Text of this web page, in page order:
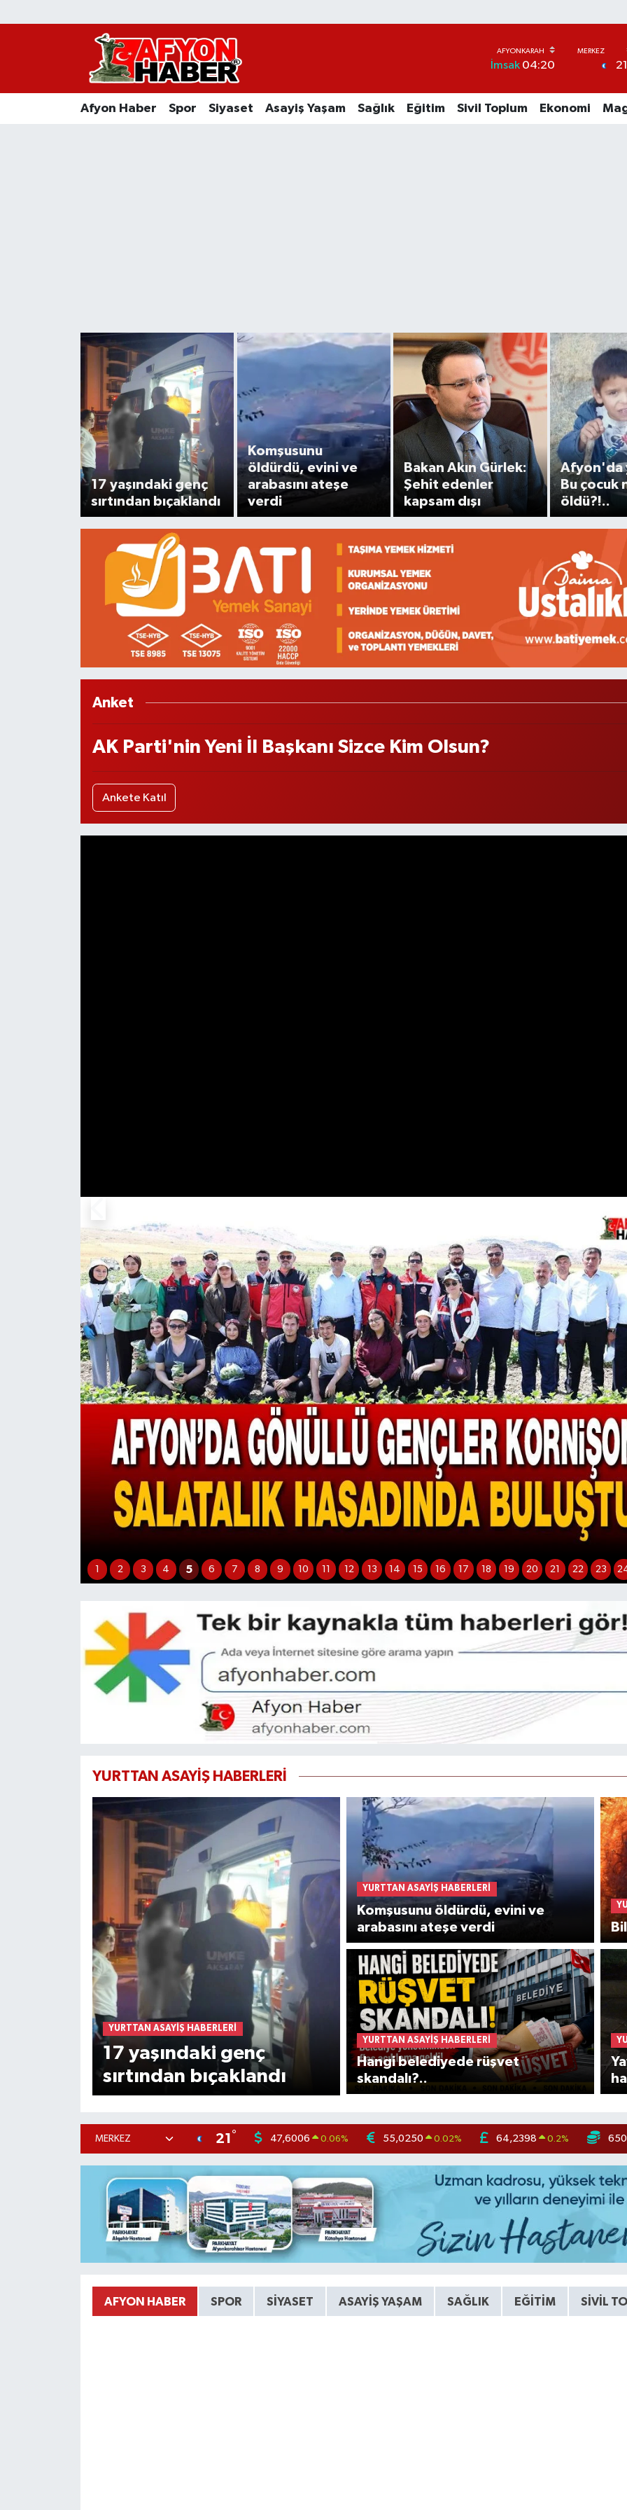
İmsak04:20
Afyon Haber Spor Siyaset Asayiş Yaşam Sağlık Eğitim Sivil Toplum Ekonomi
17 yaşındaki genç
sırtından bıçaklandı
Komşusunu
öldürdü, evini ve
arabasını ateşe
verdi
Bakan Akın Gürlek:
Şehit edenler
kapsam dışı
Afyon'da
Bu çocuk
öldü?!..
Anket
AK Parti'nin Yeni İl Başkanı Sizce Kim Olsun?
Ankete Katıl
1 2 3 4 5 6 7 8 9 10 11 12 13 14 15 16 17 18 19 20 21 22 23
YURTTAN ASAYİŞ HABERLERİ
YURTTAN ASAYIŞ HABERLERI
17 yaşındaki genç
sırtından bıçaklandı
YURTTAN ASAYIŞ HABERLERI
Komşusunu öldürdü, evini ve
arabasını ateşe verdi
YURTTAN ASAYIŞ HABERLERI
Hangi belediyede rüşvet
skandalı?..
21 ° 47,6006 0.06% 55,0250 0.02% 64,2398 0.2%
AFYON HABER SPOR SIYASET ASAYIŞ YAŞAM SAĞLIK EĞITIM SIVIL
Afyon Haber
Magazin